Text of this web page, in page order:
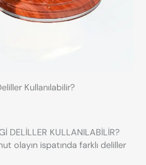
Kullanılabilir?
DELİLLER KULLANILABİLİR?
olayın ispatında farklı deliller